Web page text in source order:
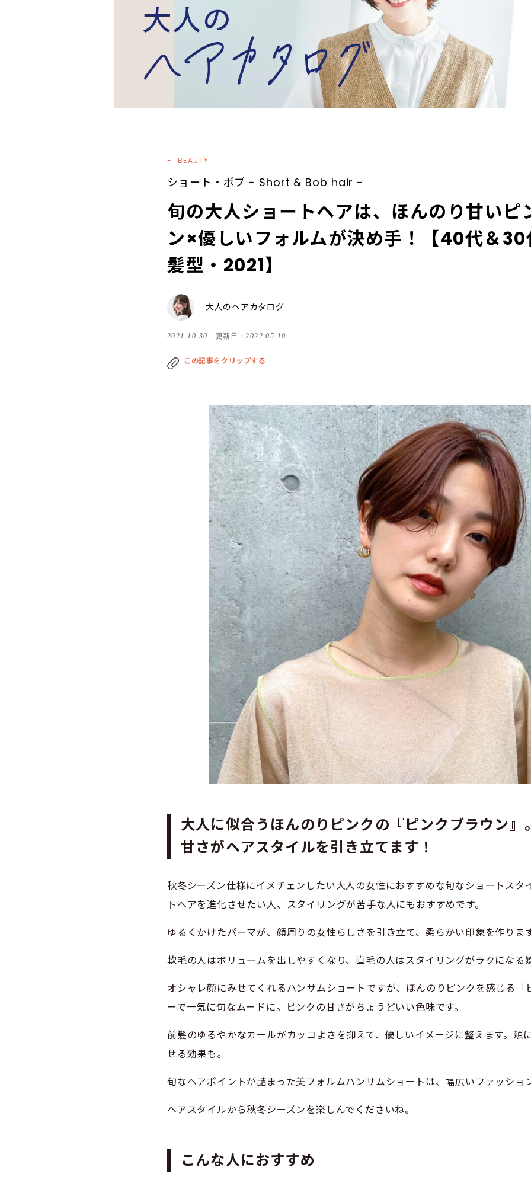
BEAUTY
ショート・ボブ - Short & Bob hair -
旬の大人ショートヘアは、ほんのり甘いピ
ン×優しいフォルムが決め手！【40代＆30
髪型・2021】
大人のヘアカタログ
2021.10.30 更新日：2022.05.10
この記事をクリップする
大人に似合うほんのりピンクの『ピンクブラウン』
甘さがヘアスタイルを引き立てます！
秋冬シーズン仕様にイメチェンしたい大人の女性におすすめな旬なショートスタ
トヘアを進化させたい人、スタイリングが苦手な人にもおすすめです。
ゆるくかけたパーマが、顔周りの女性らしさを引き立て、柔らかい印象を作ります
軟毛の人はボリュームを出しやすくなり、直毛の人はスタイリングがラクになる
オシャレ顔にみせてくれるハンサムショートですが、ほんのりピンクを感じる「
ーで一気に旬なムードに。ピンクの甘さがちょうどいい色味です。
前髪のゆるやかなカールがカッコよさを抑えて、優しいイメージに整えます。頬
せる効果も。
旬なヘアポイントが詰まった美フォルムハンサムショートは、幅広いファッショ
ヘアスタイルから秋冬シーズンを楽しんでくださいね。
こんな人におすすめ